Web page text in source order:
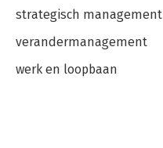
strategisch management
verandermanagement
werk en loopbaan